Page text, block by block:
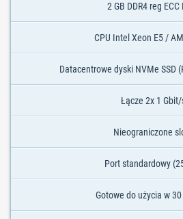
2 GB DDR4 reg ECC
CPU Intel Xeon E5 /
Datacentrowe dyski NVMe SSD
Łącze 2x 1 Gbit/
Nieograniczone
Port standardowy
Gotowe do użycia w 30